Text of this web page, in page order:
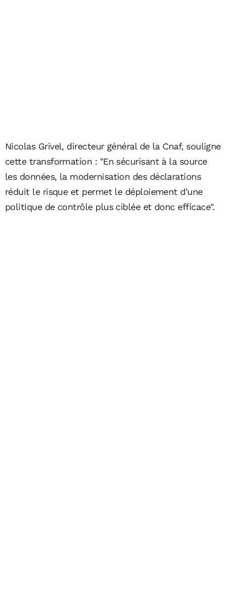
Nicolas Grivel, directeur général de la Cnaf, souligne
cette transformation : "En sécurisant à la source
les données, la modernisation des déclarations
réduit le risque et permet le déploiement d'une
politique de contrôle plus ciblée et donc efficace".